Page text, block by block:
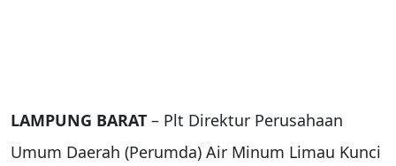
LAMPUNG BARAT – Plt Direktur Perusahaan
Umum Daerah (Perumda) Air Minum Limau Kunci